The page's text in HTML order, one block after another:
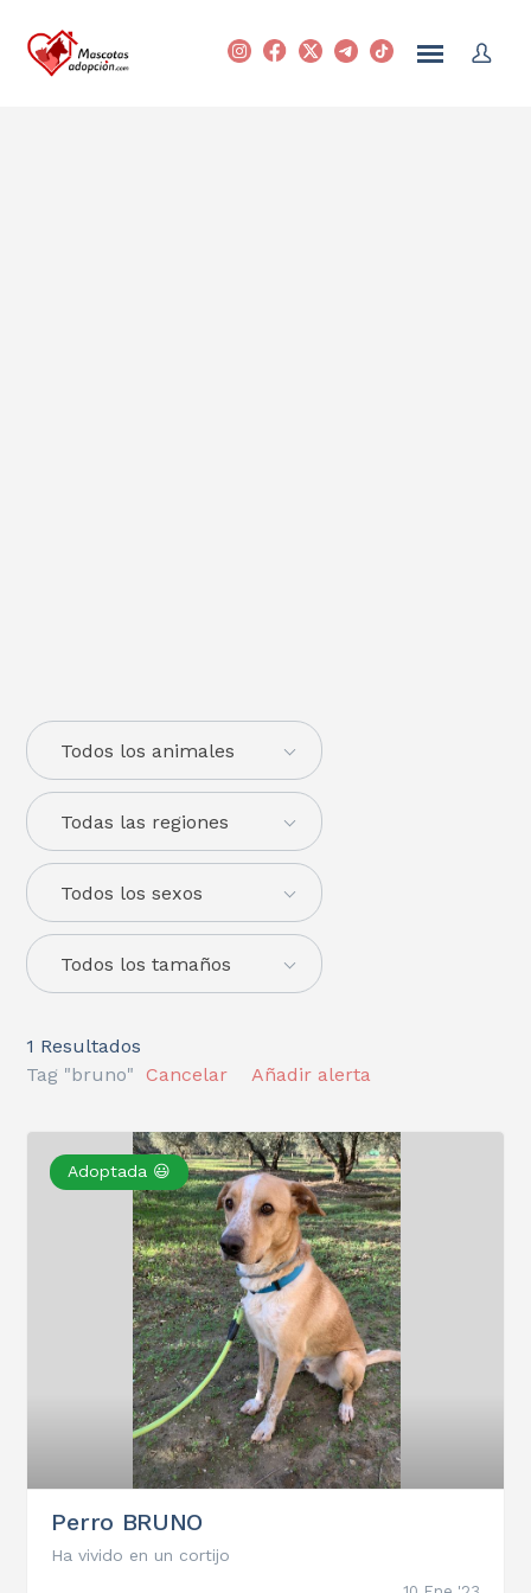
Todas las regiones
Todos los animales
Todos los sexos
Todos los tamaños
1 Resultados
Tag "bruno"
Cancelar Añadir alerta
Adoptada 😃
Perro BRUNO
Ha vivido en un cortijo